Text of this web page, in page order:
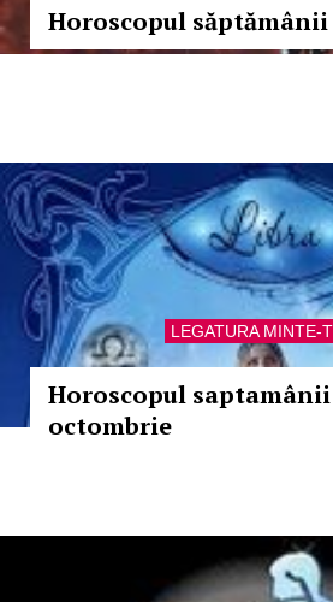
Horoscopul
LEGATURA MINTE-
Horoscopul saptamânii
octombrie